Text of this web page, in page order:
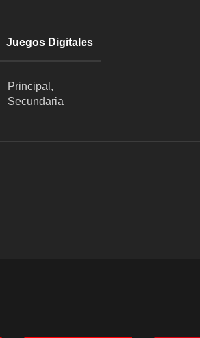
Juegos Digitales
Principal,
Secundaria